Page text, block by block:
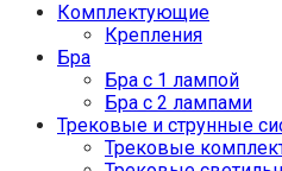
Комплектующие
Крепления
Бра
Бра с 1 лампой
Бра с 2 лампами
Трековые и струнные
Трековые